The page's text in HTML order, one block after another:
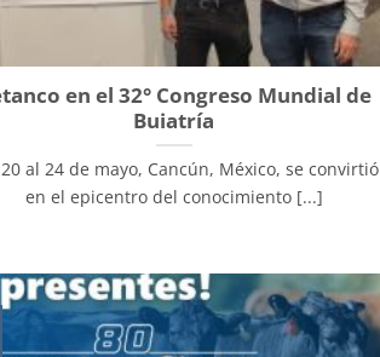
en el 32° Congreso Mundial de
Buiatría
al 24 de mayo, Cancún, México, se convirtió
en el epicentro del conocimiento [...]